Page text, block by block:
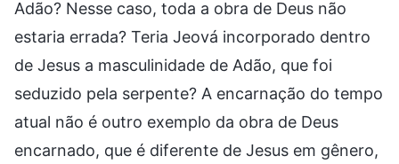
Adão? Nesse caso, toda a obra de Deus não
estaria errada? Teria Jeová incorporado dentro
de Jesus a masculinidade de Adão, que foi
seduzido pela serpente? A encarnação do tempo
atual não é outro exemplo da obra de Deus
encarnado, que é diferente de Jesus em gênero,